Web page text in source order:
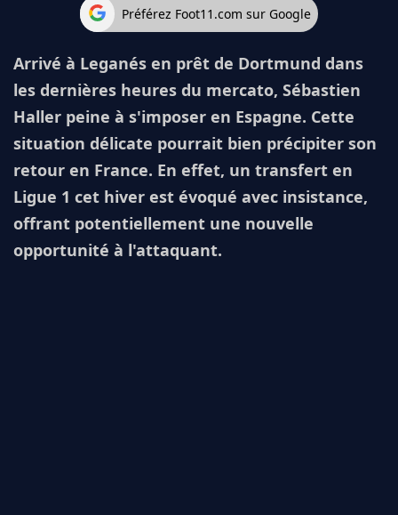
Préférez Foot11.com sur Google
Arrivé à Leganés en prêt de Dortmund dans
les dernières heures du mercato, Sébastien
Haller peine à s'imposer en Espagne. Cette
situation délicate pourrait bien précipiter son
retour en France. En effet, un transfert en
Ligue 1 cet hiver est évoqué avec insistance,
offrant potentiellement une nouvelle
opportunité à l'attaquant.